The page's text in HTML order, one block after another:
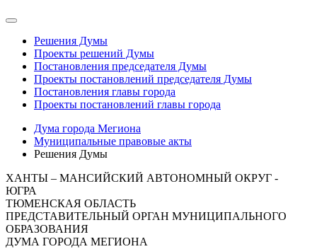
Решения Думы
Проекты решений Думы
Постановления председателя Думы
Проекты постановлений председателя Думы
Постановления главы города
Проекты постановлений главы города
Дума города Мегиона
Муниципальные правовые акты
Решения Думы
ХАНТЫ – МАНСИЙСКИЙ АВТОНОМНЫЙ ОКРУГ -
ЮГРА
ТЮМЕНСКАЯ ОБЛАСТЬ
ПРЕДСТАВИТЕЛЬНЫЙ ОРГАН МУНИЦИПАЛЬНОГО
ОБРАЗОВАНИЯ
ДУМА ГОРОДА МЕГИОНА